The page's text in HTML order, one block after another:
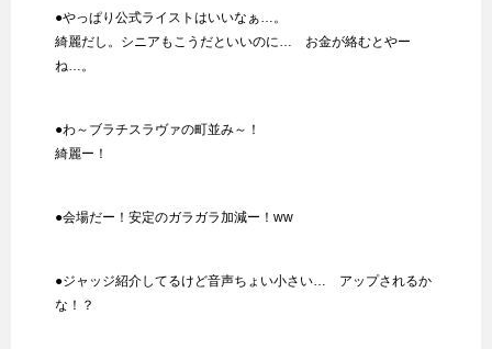
●やっぱり公式ライストはいいなぁ…。
綺麗だし。シニアもこうだといいのに… お金が絡むとやー
ね…。
●わ～ブラチスラヴァの町並み～！
綺麗ー！
●会場だー！安定のガラガラ加減ー！ww
●ジャッジ紹介してるけど音声ちょい小さい… アップされるか
な！？